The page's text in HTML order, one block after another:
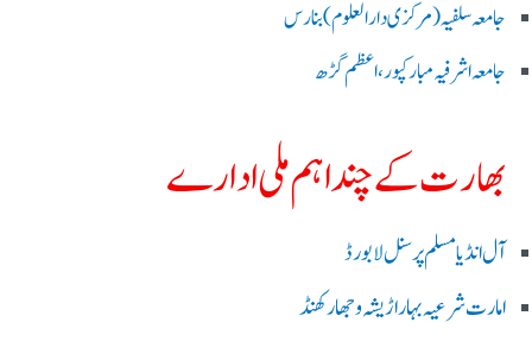
جامعہ سلفیہ(مرکزی دارالعلوم )بنارس
جامعہ اشرفیہ مبارکپور،اعظم گڑھ
بھارت کے چند اہم ملی ادارے
آل انڈیا مسلم پرسنل لا بورڈ
امارت شرعیہ بہار اڑیشہ و جھارکھنڈ